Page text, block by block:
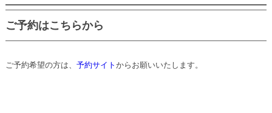
ご予約はこちらから
ご予約希望の方は、 予約サイト からお願いいたします。